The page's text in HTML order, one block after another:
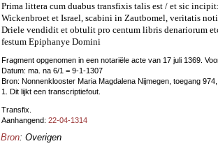
Prima littera cum duabus transfixis talis est / et sic
Wickenbroet et Israel, scabini in Zautbomel, veritatis
Driele vendidit et obtulit pro centum libris denariorum
festum Epiphanye Domini
Fragment opgenomen in een notariële acte van 17 juli 1369.
Datum: ma. na 6/1 = 9-1-1307
Bron: Nonnenklooster Maria Magdalena Nijmegen, toegang
1. Dit lijkt een transcriptiefout.
Transfix.
Aanhangend: 22-04-1314
Bron: Overigen